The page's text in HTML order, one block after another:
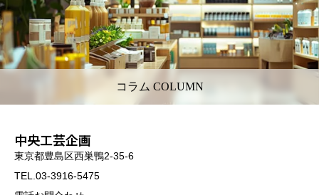
コラム COLUMN
中央工芸企画
東京都豊島区西巣鴨2-35-6
TEL.03-3916-5475